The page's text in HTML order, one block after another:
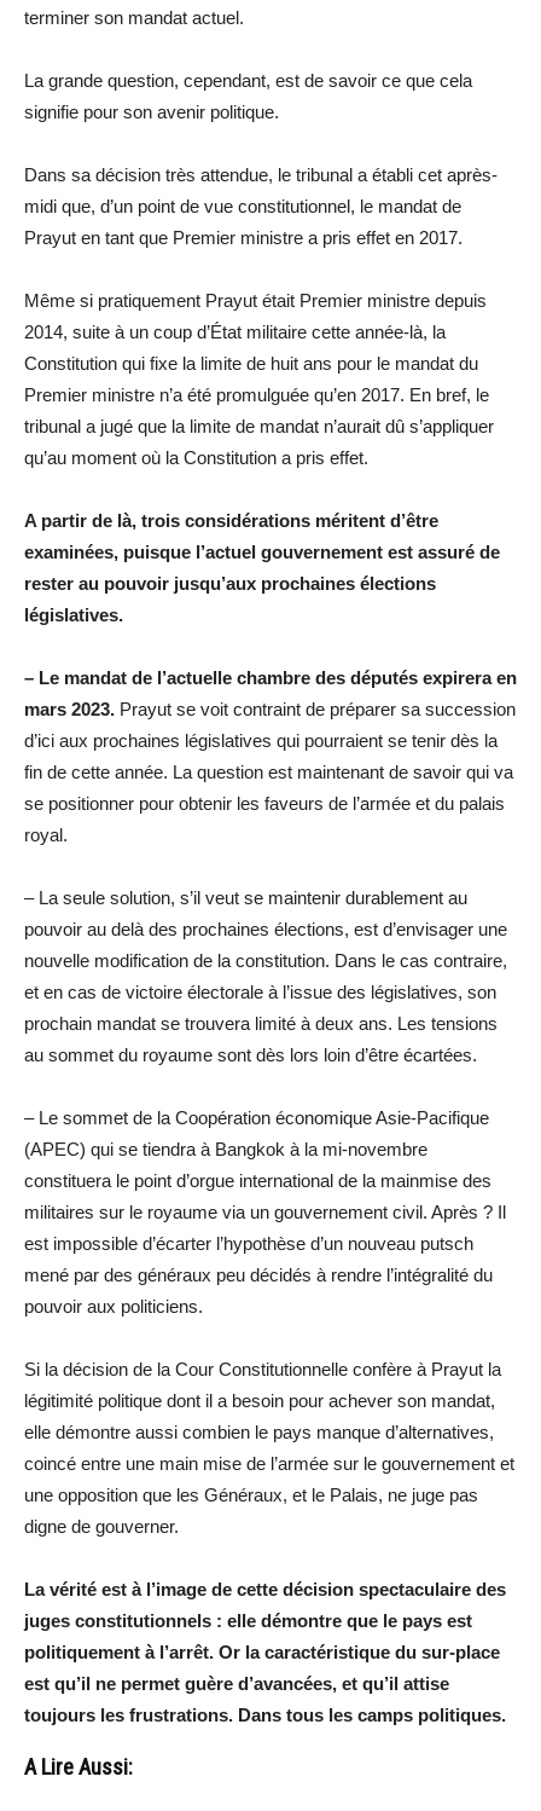
terminer son mandat actuel.
La grande question, cependant, est de savoir ce que cela
signifie pour son avenir politique.
Dans sa décision très attendue, le tribunal a établi cet après-
midi que, d’un point de vue constitutionnel, le mandat de
Prayut en tant que Premier ministre a pris effet en 2017.
Même si pratiquement Prayut était Premier ministre depuis
2014, suite à un coup d’État militaire cette année-là, la
Constitution qui fixe la limite de huit ans pour le mandat du
Premier ministre n’a été promulguée qu’en 2017. En bref, le
tribunal a jugé que la limite de mandat n’aurait dû s’appliquer
qu’au moment où la Constitution a pris effet.
A partir de là, trois considérations méritent d’être
examinées, puisque l’actuel gouvernement est assuré de
rester au pouvoir jusqu’aux prochaines élections
législatives.
– Le mandat de l’actuelle chambre des députés expirera en
mars 2023. Prayut se voit contraint de préparer sa succession
d’ici aux prochaines législatives qui pourraient se tenir dès la
fin de cette année. La question est maintenant de savoir qui va
se positionner pour obtenir les faveurs de l’armée et du palais
royal.
– La seule solution, s’il veut se maintenir durablement au
pouvoir au delà des prochaines élections, est d’envisager une
nouvelle modification de la constitution. Dans le cas contraire,
et en cas de victoire électorale à l’issue des législatives, son
prochain mandat se trouvera limité à deux ans. Les tensions
au sommet du royaume sont dès lors loin d’être écartées.
– Le sommet de la Coopération économique Asie-Pacifique
(APEC) qui se tiendra à Bangkok à la mi-novembre
constituera le point d’orgue international de la mainmise des
militaires sur le royaume via un gouvernement civil. Après ? Il
est impossible d’écarter l’hypothèse d’un nouveau putsch
mené par des généraux peu décidés à rendre l’intégralité du
pouvoir aux politiciens.
Si la décision de la Cour Constitutionnelle confère à Prayut la
légitimité politique dont il a besoin pour achever son mandat,
elle démontre aussi combien le pays manque d’alternatives,
coincé entre une main mise de l’armée sur le gouvernement et
une opposition que les Généraux, et le Palais, ne juge pas
digne de gouverner.
La vérité est à l’image de cette décision spectaculaire des
juges constitutionnels : elle démontre que le pays est
politiquement à l’arrêt. Or la caractéristique du sur-place
est qu’il ne permet guère d’avancées, et qu’il attise
toujours les frustrations. Dans tous les camps politiques.
A Lire Aussi: